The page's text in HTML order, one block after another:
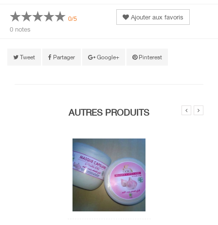
0/5
Ajouter aux favoris
0 notes
Tweet Partager Google+ Pinterest
AUTRES PRODUITS